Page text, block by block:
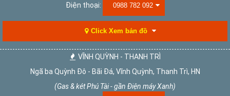
Điện thoại:
0988 782 092
Click Xem bản đồ
VĨNH QUỲNH - THANH TRÌ
Ngã ba Quỳnh Đô - Bãi Đá, Vĩnh Quỳnh, Thanh Trì, HN
(Gas & két Phú Tài - gần Điện máy Xanh)